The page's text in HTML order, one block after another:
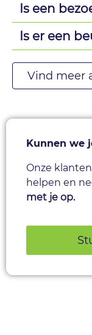
Is een
Is er een
Vind meer
Kunnen we
Onze
helpen en
met je op.